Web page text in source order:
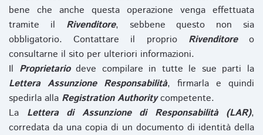
bene che anche questa operazione venga effettuata
tramite il Rivenditore, sebbene questo non sia
obbligatorio. Contattare il proprio Rivenditoreo
consultarne il sito per ulteriori informazioni.
Il Proprietariodeve compilare in tutte le sue parti la
Lettera Assunzione Responsabilità, firmarla e quindi
spedirla alla Registration Authoritycompetente.
La Lettera di Assunzione di Responsabilità (LAR),
corredata da una copia di un documento di identità della